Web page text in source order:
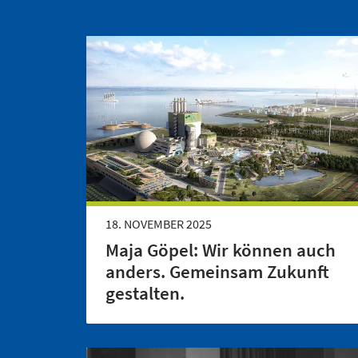
18. NOVEMBER 2025
Maja Göpel: Wir können auch
anders. Gemeinsam Zukunft
gestalten.